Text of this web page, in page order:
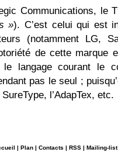
Communications, le
»). C’est celui qui est
(notamment LG,
de cette marque
le langage courant le
pas le seul ;
l’AdapTex, etc.
| Plan | Contacts | RSS | Mailing-list